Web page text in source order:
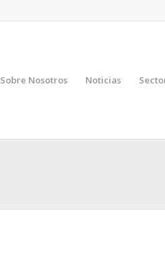
Sobre Nosotros Noticias